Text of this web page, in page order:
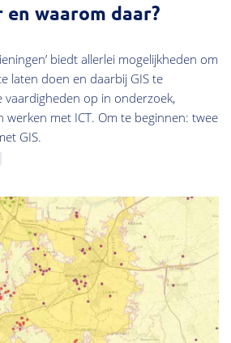
en waarom daar?
biedt allerlei mogelijkheden om
laten doen en daarbij GIS te
vaardigheden op in onderzoek,
werken met ICT. Om te beginnen: twee
GIS.